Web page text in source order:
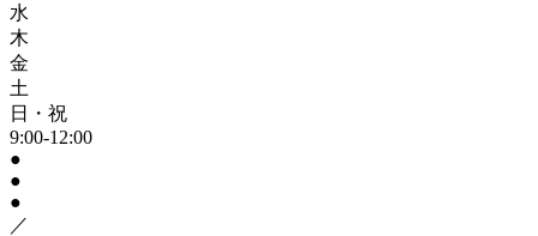
水
木
金
土
日・祝
9:00-12:00
●
●
●
／